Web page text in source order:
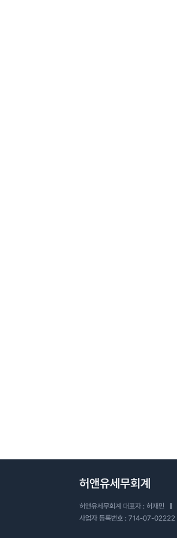
허앤유세무회계
허앤유세무회계 대표자 : 허재민
사업자 등록번호 : 714-07-02222